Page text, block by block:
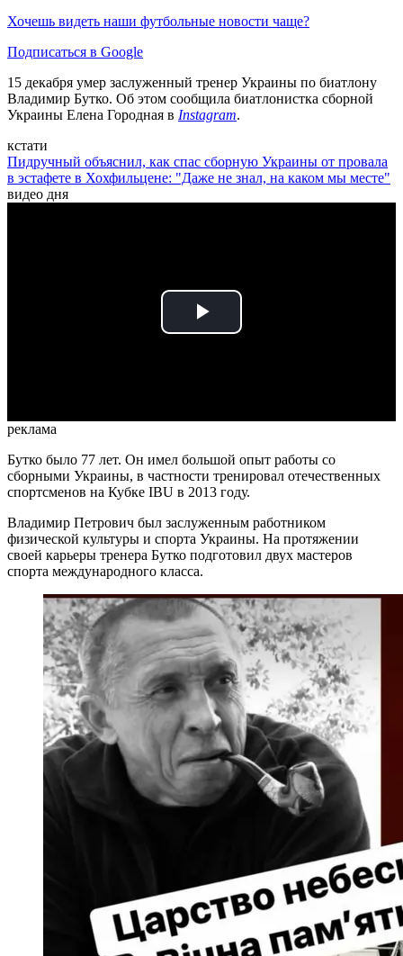
Хочешь видеть наши футбольные новости чаще?
Подписаться в Google
15 декабря умер заслуженный тренер Украины по биатлону
Владимир Бутко. Об этом сообщила биатлонистка сборной
Украины Елена Городная в Instagram.
кстати
Пидручный объяснил, как спас сборную Украины от провала
в эстафете в Хохфильцене: "Даже не знал, на каком мы месте"
видео дня
Play
реклама
Бутко было 77 лет. Он имел большой опыт работы со
сборными Украины, в частности тренировал отечественных
спортсменов на Кубке IBU в 2013 году.
Владимир Петрович был заслуженным работником
физической культуры и спорта Украины. На протяжении
своей карьеры тренера Бутко подготовил двух мастеров
спорта международного класса.